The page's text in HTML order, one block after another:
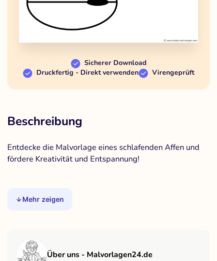
Sicherer Download
Druckfertig - Direkt verwenden
Virengeprüft
Beschreibung
Entdecke die Malvorlage eines schlafenden Affen und
fördere Kreativität und Entspannung!
Mehr zeigen
Über uns - Malvorlagen24.de